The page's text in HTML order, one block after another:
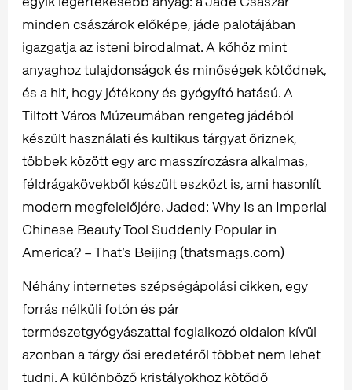
minden császárok előképe, jáde palotájában
igazgatja az isteni birodalmat. A kőhöz mint
anyaghoz tulajdonságok és minőségek kötődnek,
és a hit, hogy jótékony és gyógyító hatású. A
Tiltott Város Múzeumában rengeteg jádéból
készült használati és kultikus tárgyat őriznek,
többek között egy arc masszírozásra alkalmas,
féldrágakövekből készült eszközt is, ami hasonlít
modern megfelelőjére. Jaded: Why Is an Imperial
Chinese Beauty Tool Suddenly Popular in
America? – That’s Beijing (thatsmags.com)
Néhány internetes szépségápolási cikken, egy
forrás nélküli fotón és pár
természetgyógyászattal foglalkozó oldalon kívül
azonban a tárgy ősi eredetéről többet nem lehet
tudni. A különböző kristályokhoz kötődő